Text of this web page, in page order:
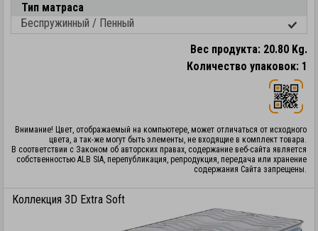
Тип матраса
Беспружинный / Пенный
Вес продукта: 20.80 Kg.
Количество упаковок: 1
Внимание! Цвет, отображаемый на компьютере, может отличаться от исходного
цвета, а так-же могут быть элементы, не входящие в комплект товара.
В соответствии с Законом об авторских правах, содержание веб-сайта является
собственностью ALB SIA, перепубликация, репродукция, передача или хранение
содержания Сайта запрещены.
Коллекция 3D Extra Soft